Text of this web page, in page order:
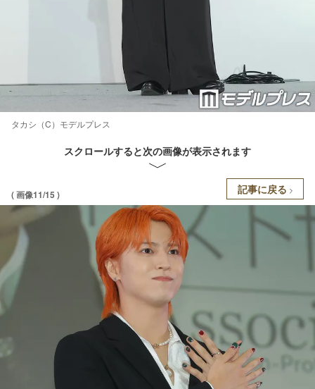
タカシ（C）モデルプレス
スクロールすると次の画像が表示されます
( 画像11/15 ) 記事に戻る